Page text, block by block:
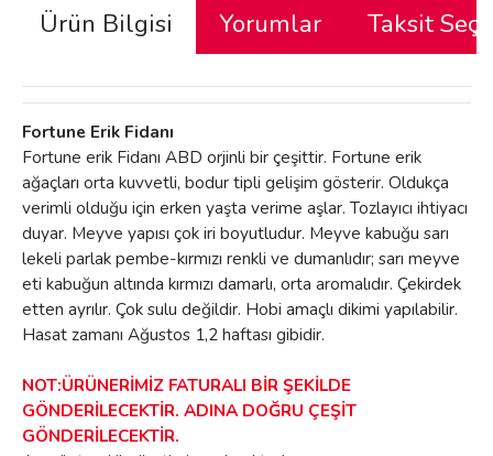
Ürün Bilgisi Yorumlar Taksit
Fortune Erik Fidanı
Fortune erik Fidanı ABD orjinli bir çeşittir. Fortune erik
ağaçları orta kuvvetli, bodur tipli gelişim gösterir. Oldukça
verimli olduğu için erken yaşta verime aşlar. Tozlayıcı ihtiyacı
duyar. Meyve yapısı çok iri boyutludur. Meyve kabuğu sarı
lekeli parlak pembe-kırmızı renkli ve dumanlıdır; sarı meyve
eti kabuğun altında kırmızı damarlı, orta aromalıdır. Çekirdek
etten ayrılır. Çok sulu değildir. Hobi amaçlı dikimi yapılabilir.
Hasat zamanı Ağustos 1,2 haftası gibidir.
NOT:ÜRÜNERİMİZ FATURALI BİR ŞEKİLDE
GÖNDERİLECEKTİR. ADINA DOĞRU ÇEŞİT
GÖNDERİLECEKTİR.